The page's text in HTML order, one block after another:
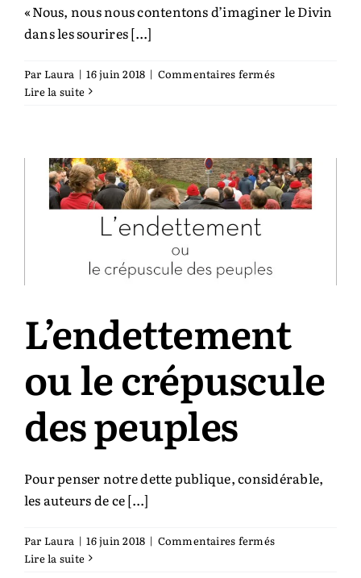
« Nous, nous nous contentons d’imaginer le Divin
dans les sourires [...]
Par Laura | 16 juin 2018 | Commentaires ferméssur
Lire la suite
L’endettement
ou le crépuscule
des peuples
Pour penser notre dette publique, considérable,
les ­auteurs de ce [...]
Par Laura | 16 juin 2018 | Commentaires ferméssur
Lire la suite